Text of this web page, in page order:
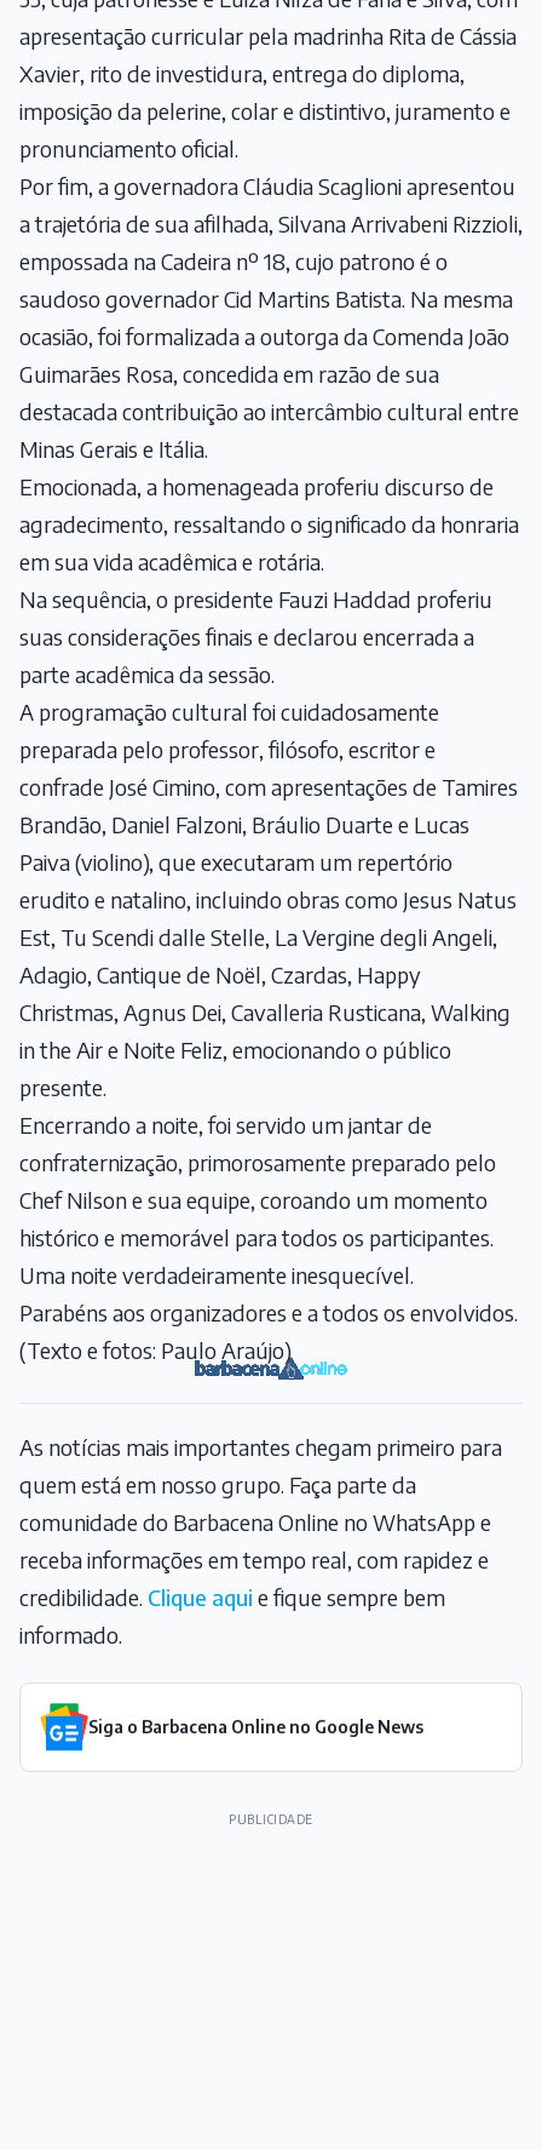
apresentação curricular pela madrinha Rita de Cássia
Xavier, rito de investidura, entrega do diploma,
imposição da pelerine, colar e distintivo, juramento e
pronunciamento oficial.
Por fim, a governadora Cláudia Scaglioni apresentou
a trajetória de sua afilhada, Silvana Arrivabeni Rizzioli,
empossada na Cadeira nº 18, cujo patrono é o
saudoso governador Cid Martins Batista. Na mesma
ocasião, foi formalizada a outorga da Comenda João
Guimarães Rosa, concedida em razão de sua
destacada contribuição ao intercâmbio cultural entre
Minas Gerais e Itália.
Emocionada, a homenageada proferiu discurso de
agradecimento, ressaltando o significado da honraria
em sua vida acadêmica e rotária.
Na sequência, o presidente Fauzi Haddad proferiu
suas considerações finais e declarou encerrada a
parte acadêmica da sessão.
A programação cultural foi cuidadosamente
preparada pelo professor, filósofo, escritor e
confrade José Cimino, com apresentações de Tamires
Brandão, Daniel Falzoni, Bráulio Duarte e Lucas
Paiva (violino), que executaram um repertório
erudito e natalino, incluindo obras como Jesus Natus
Est, Tu Scendi dalle Stelle, La Vergine degli Angeli,
Adagio, Cantique de Noël, Czardas, Happy
Christmas, Agnus Dei, Cavalleria Rusticana, Walking
in the Air e Noite Feliz, emocionando o público
presente.
Encerrando a noite, foi servido um jantar de
confraternização, primorosamente preparado pelo
Chef Nilson e sua equipe, coroando um momento
histórico e memorável para todos os participantes.
Uma noite verdadeiramente inesquecível.
Parabéns aos organizadores e a todos os envolvidos.
(Texto e fotos: Paulo Araújo)
As notícias mais importantes chegam primeiro para
quem está em nosso grupo. Faça parte da
comunidade do Barbacena Online no WhatsApp e
receba informações em tempo real, com rapidez e
credibilidade. Clique aqui e fique sempre bem
informado.
Siga o Barbacena Online no Google News
PUBLICIDADE